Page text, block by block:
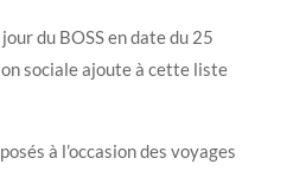
du BOSS en date du 25
sociale ajoute à cette liste
à l’occasion des voyages